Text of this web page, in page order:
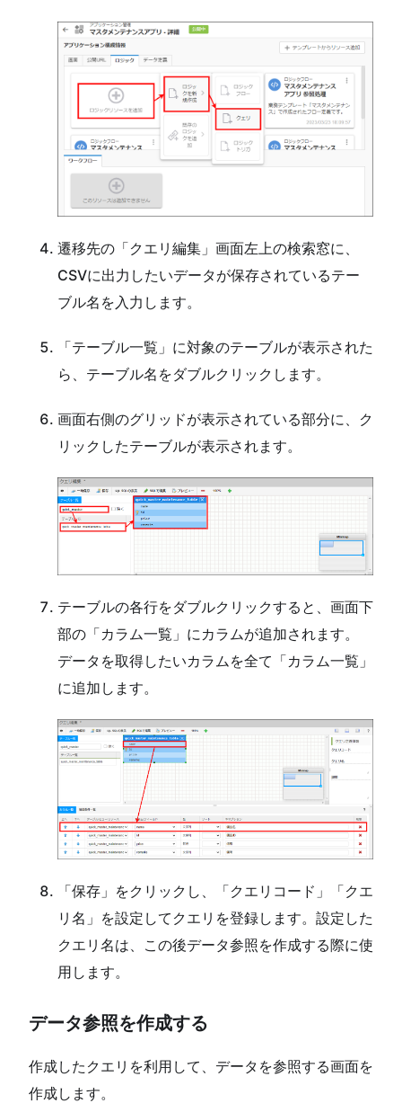
遷移先の「クエリ編集」画面左上の検索窓に、
CSVに出力したいデータが保存されているテー
ブル名を入力します。
「テーブル一覧」に対象のテーブルが表示された
ら、テーブル名をダブルクリックします。
画面右側のグリッドが表示されている部分に、ク
リックしたテーブルが表示されます。
テーブルの各行をダブルクリックすると、画面下
部の「カラム一覧」にカラムが追加されます。
データを取得したいカラムを全て「カラム一覧」
に追加します。
「保存」をクリックし、「クエリコード」「クエ
リ名」を設定してクエリを登録します。設定した
クエリ名は、この後データ参照を作成する際に使
用します。
データ参照を作成する
作成したクエリを利用して、データを参照する画面を
作成します。